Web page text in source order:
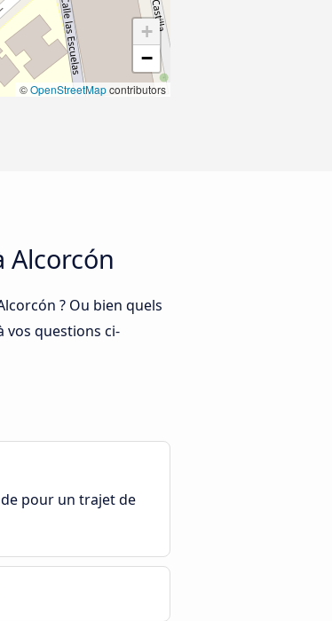
+
−
©OpenStreetMapcontributors
Alcorcón
? Ou bien quels
vos questions ci-
pour un trajet de